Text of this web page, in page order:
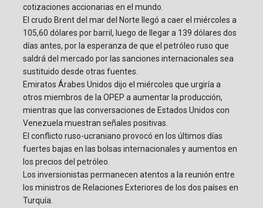
cotizaciones accionarias en el mundo.
El crudo Brent del mar del Norte llegó a caer el miércoles a
105,60 dólares por barril, luego de llegar a 139 dólares dos
días antes, por la esperanza de que el petróleo ruso que
saldrá del mercado por las sanciones internacionales sea
sustituido desde otras fuentes.
Emiratos Árabes Unidos dijo el miércoles que urgiría a
otros miembros de la OPEP a aumentar la producción,
mientras que las conversaciones de Estados Unidos con
Venezuela muestran señales positivas.
El conflicto ruso-ucraniano provocó en los últimos días
fuertes bajas en las bolsas internacionales y aumentos en
los precios del petróleo.
Los inversionistas permanecen atentos a la reunión entre
los ministros de Relaciones Exteriores de los dos países en
Turquía.